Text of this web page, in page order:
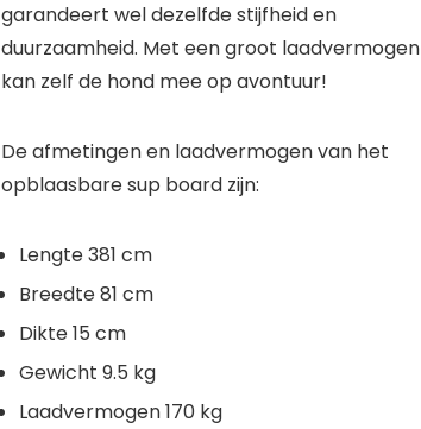
garandeert wel dezelfde stijfheid en
duurzaamheid. Met een groot laadvermogen
kan zelf de hond mee op avontuur!
De afmetingen en laadvermogen van het
opblaasbare sup board zijn:
Lengte 381 cm
Breedte 81 cm
Dikte 15 cm
Gewicht 9.5 kg
Laadvermogen 170 kg